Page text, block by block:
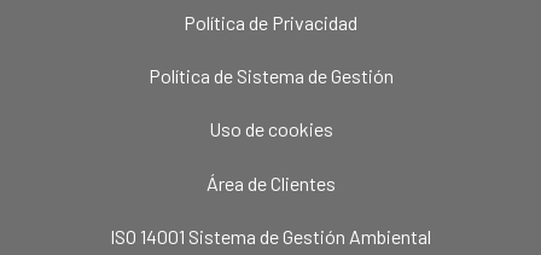
Política de Privacidad
Política de Sistema de Gestión
Uso de cookies
Área de Clientes
ISO 14001 Sistema de Gestión Ambiental